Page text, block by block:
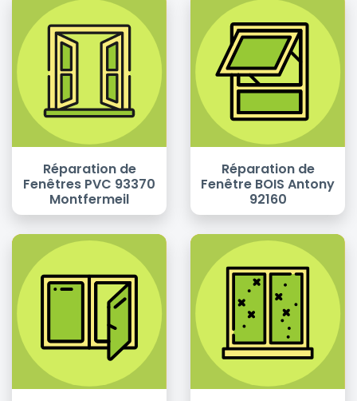
Réparation de
Fenêtres PVC 93370
Montfermeil
Réparation de
Fenêtre BOIS Antony
92160